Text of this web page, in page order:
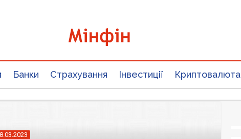
Банки Страхування Інвестиції Криптовалюта